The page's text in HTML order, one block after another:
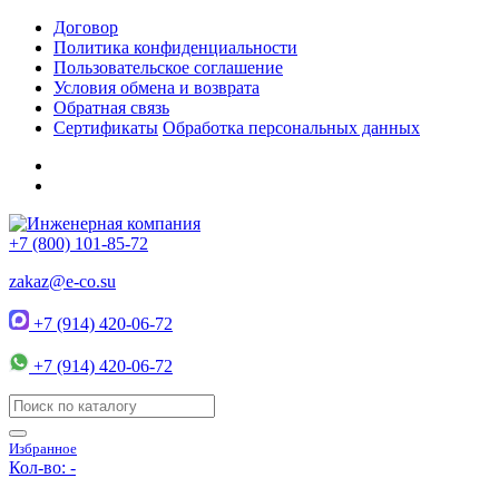
Договор
Политика конфиденциальности
Пользовательское соглашение
Условия обмена и возврата
Обратная связь
Сертификаты Обработка персональных данных
+7 (800) 101-85-72
zakaz@e-co.su
+7 (914) 420-06-72
+7 (914) 420-06-72
Избранное
Кол-во: -